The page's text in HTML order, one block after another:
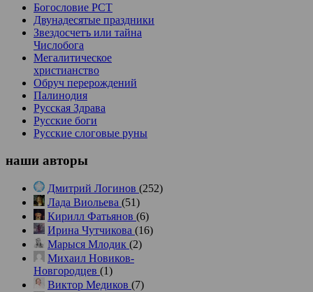
Богословие РСТ
Двунадесятые праздники
Звездосчетъ или тайна
Числобога
Мегалитическое
христианство
Обруч перерождений
Палинодия
Русская Здрава
Русские боги
Русские слоговые руны
наши авторы
Дмитрий Логинов (252)
Лада Виольева (51)
Кирилл Фатьянов (6)
Ирина Чутчикова (16)
Марыся Млодик (2)
Михаил Новиков-
Новгородцев (1)
Виктор Медиков (7)